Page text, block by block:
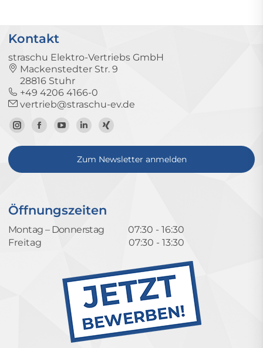
Kontakt
straschu Elektro-Vertriebs GmbH
Mackenstedter Str. 9
28816 Stuhr
+49 4206 4166-0
vertrieb@straschu-ev.de
Zum
Instagram-
Zur
Facebook-
Zum
YouTube-
Kanal
Zum
LinkedIn-
Profil
Zum
Xing-
Profil
Zum Newsletter anmelden
Öffnungszeiten
Montag – Donnerstag
07:30 - 16:30
Freitag
07:30 - 13:30